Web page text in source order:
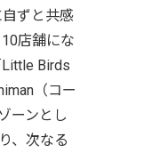
ずと共感
店舗にな
Birds
（コー
ーンとし
、次なる